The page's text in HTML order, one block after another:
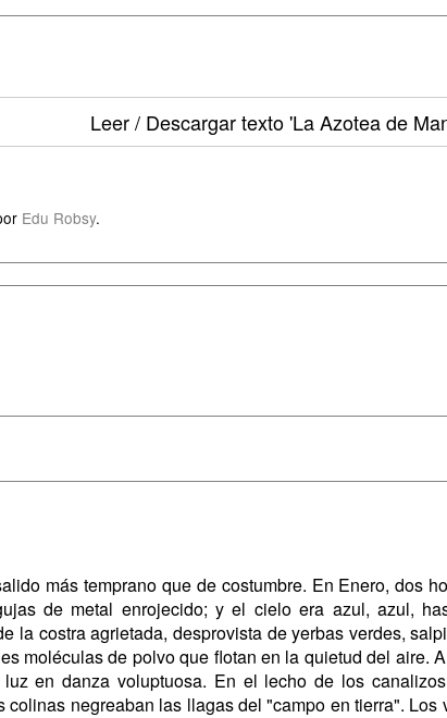
Leer / Descargar texto'La Azotea de
Edu Robsy.
más temprano que de costumbre. En Enero, dos
de metal enrojecido; y el cielo era azul, azul,
la costra agrietada, desprovista de yerbas verdes,
moléculas de polvo que flotan en la quietud del aire.
en danza voluptuosa. En el lecho de los
negreaban las llagas del "campo en tierra".